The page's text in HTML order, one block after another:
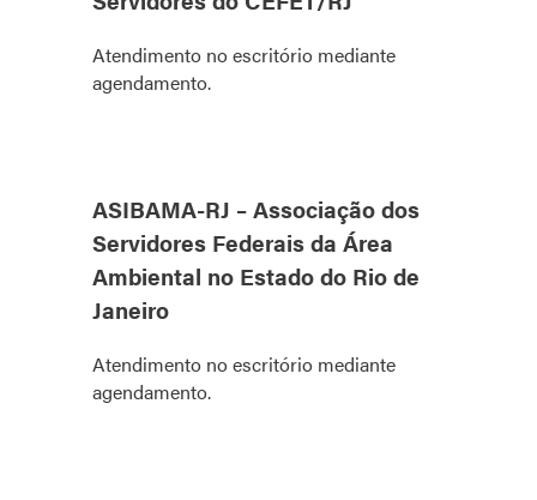
Atendimento no escritório mediante
agendamento.
ASIBAMA-RJ – Associação dos
Servidores Federais da Área
Ambiental no Estado do Rio de
Janeiro
Atendimento no escritório mediante
agendamento.